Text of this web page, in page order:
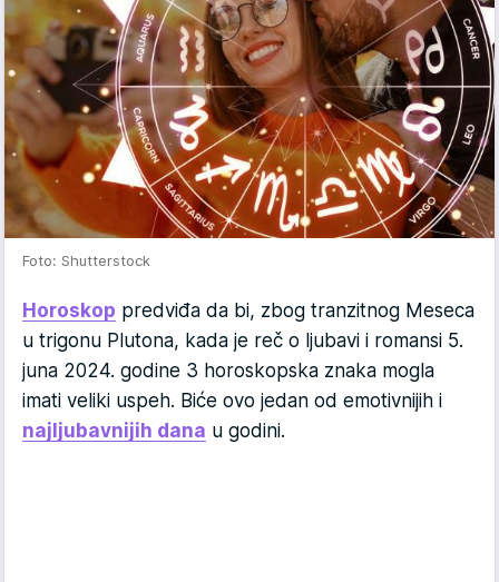
Foto: Shutterstock
Horoskop predviđa da bi, zbog tranzitnog Meseca
u trigonu Plutona, kada je reč o ljubavi i romansi 5.
juna 2024. godine 3 horoskopska znaka mogla
imati veliki uspeh. Biće ovo jedan od emotivnijih i
najljubavnijih dana u godini.